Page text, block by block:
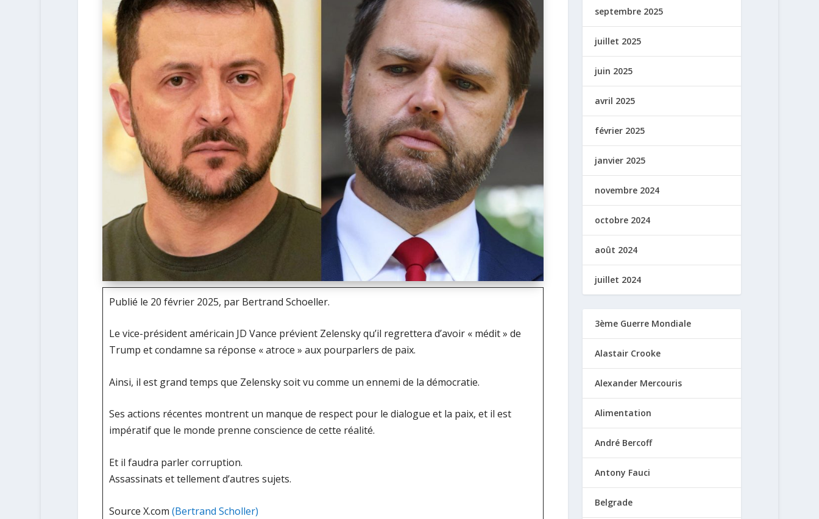
Publié le 20 février 2025, par Bertrand Schoeller.
Le vice-président américain JD Vance prévient Zelensky qu’il regrettera d’avoir « médit » de
Trump et condamne sa réponse « atroce » aux pourparlers de paix.
Ainsi, il est grand temps que Zelensky soit vu comme un ennemi de la démocratie.
Ses actions récentes montrent un manque de respect pour le dialogue et la paix, et il est
impératif que le monde prenne conscience de cette réalité.
Et il faudra parler corruption.
Assassinats et tellement d’autres sujets.
Source X.com (Bertrand Scholler)
septembre 2025
juillet 2025
juin 2025
avril 2025
février 2025
janvier 2025
novembre 2024
octobre 2024
août 2024
juillet 2024
3ème Guerre Mondiale
Alastair Crooke
Alexander Mercouris
Alimentation
André Bercoff
Antony Fauci
Belgrade